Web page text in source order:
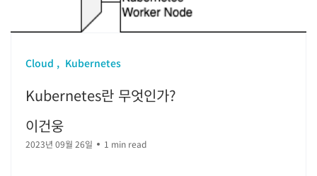
Cloud Kubernetes
Kubernetes란 무엇인가?
이건웅
2023년 09월 26일 1 min read